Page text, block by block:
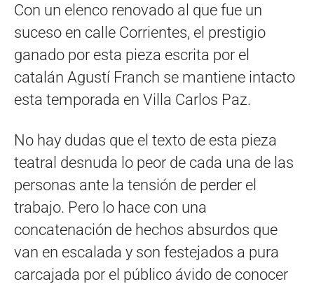
Con un elenco renovado al que fue un
suceso en calle Corrientes, el prestigio
ganado por esta pieza escrita por el
catalán Agustí Franch se mantiene intacto
esta temporada en Villa Carlos Paz.
No hay dudas que el texto de esta pieza
teatral desnuda lo peor de cada una de las
personas ante la tensión de perder el
trabajo. Pero lo hace con una
concatenación de hechos absurdos que
van en escalada y son festejados a pura
carcajada por el público ávido de conocer